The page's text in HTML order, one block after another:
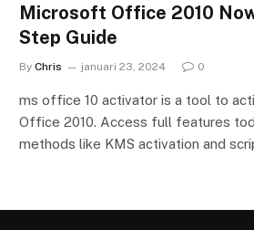
Microsoft Office 2010
Step Guide
By Chris januari 23, 2024 0
ms office 10 activator is a tool to
Office 2010. Access full features
methods like KMS activation and